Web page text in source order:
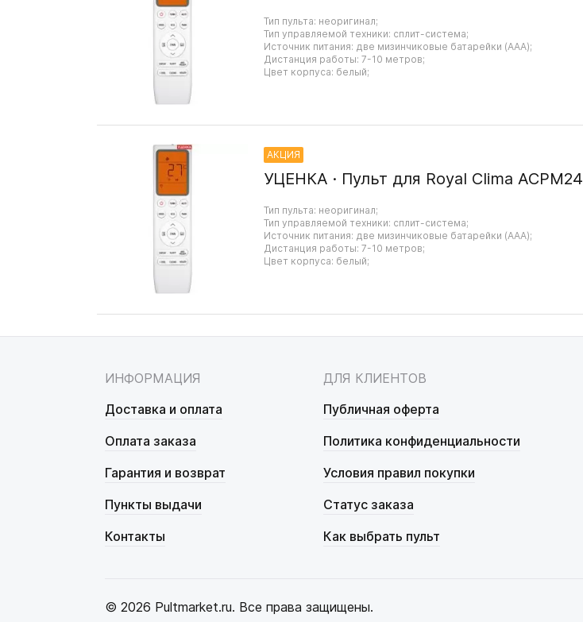
Тип пульта: неоригинал;
Тип управляемой техники: сплит-система;
Источник питания: две мизинчиковые батарейки (AAA);
Дистанция работы: 7-10 метров;
Цвет корпуса: белый;
АКЦИЯ
УЦЕНКА · Пульт для Royal Clima ACPM24
Тип пульта: неоригинал;
Тип управляемой техники: сплит-система;
Источник питания: две мизинчиковые батарейки (AAA);
Дистанция работы: 7-10 метров;
Цвет корпуса: белый;
ИНФОРМАЦИЯ
Доставка и оплата
Оплата заказа
Гарантия и возврат
Пункты выдачи
Контакты
ДЛЯ КЛИЕНТОВ
Публичная оферта
Политика конфиденциальности
Условия правил покупки
Статус заказа
Как выбрать пульт
© 2026 Pultmarket.ru. Все права защищены.